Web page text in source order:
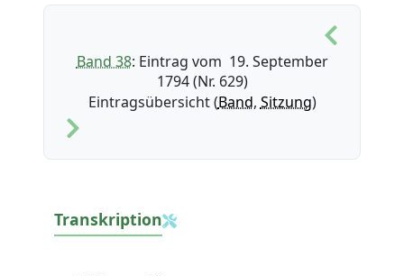
Band 38: Eintrag vom 19. September
1794 (Nr. 629)
Eintragsübersicht (Band, Sitzung)
Transkription